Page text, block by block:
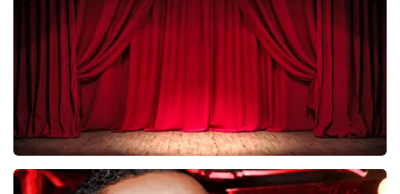
BESTEL NU
Job Knoester